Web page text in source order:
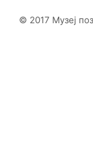
© 2017 Музеј